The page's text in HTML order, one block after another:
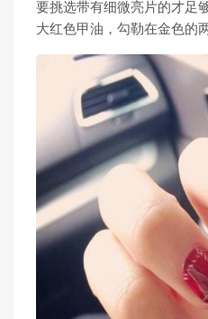
要挑选带有细微亮片的才足
大红色甲油，勾勒在金色的